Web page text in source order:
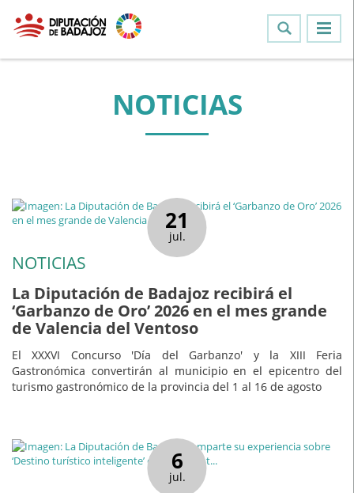
NOTICIAS
21
jul.
NOTICIAS
La Diputación de Badajoz recibirá el
‘Garbanzo de Oro’ 2026 en el mes grande
de Valencia del Ventoso
El XXXVI Concurso 'Día del Garbanzo' y la XIII Feria
Gastronómica convertirán al municipio en el epicentro del
turismo gastronómico de la provincia del 1 al 16 de agosto
6
jul.